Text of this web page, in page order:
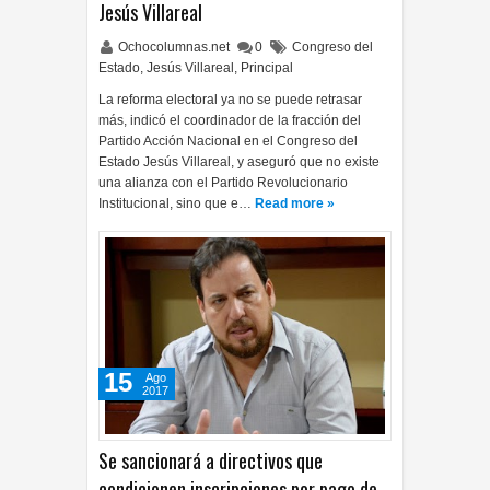
Jesús Villareal
Ochocolumnas.net 0
Congreso del
Estado, Jesús Villareal , Principal
La reforma electoral ya no se puede retrasar
más, indicó el coordinador de la fracción del
Partido Acción Nacional en el Congreso del
Estado Jesús Villareal, y aseguró que no existe
una alianza con el Partido Revolucionario
Institucional, sino que e… Read more »
Se sancionará a directivos que
15
Ago
2017